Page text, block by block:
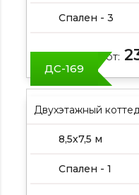
Спален - 3
Цена от:
ДС-169
Двухэтажный
8,5х7,5 м
Спален - 1